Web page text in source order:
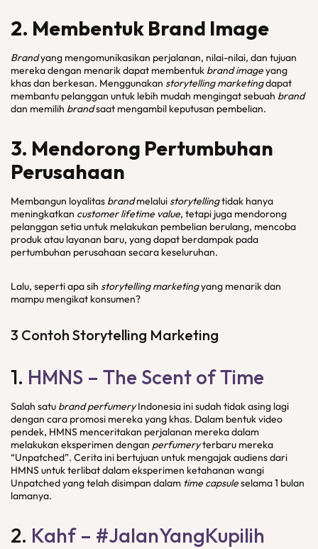
2. Membentuk Brand Image
Brandyang mengomunikasikan perjalanan, nilai-nilai, dan tujuan
mereka dengan menarik dapat membentuk brand imageyang
khas dan berkesan. Menggunakan storytelling marketingdapat
membantu pelanggan untuk lebih mudah mengingat sebuah brand
dan memilih brandsaat mengambil keputusan pembelian.
3. Mendorong Pertumbuhan
Perusahaan
Membangun loyalitas brandmelalui storytellingtidak hanya
meningkatkan customer lifetime value, tetapi juga mendorong
pelanggan setia untuk melakukan pembelian berulang, mencoba
produk atau layanan baru, yang dapat berdampak pada
pertumbuhan perusahaan secara keseluruhan.
Lalu, seperti apa sih storytelling marketingyang menarik dan
mampu mengikat konsumen?
3 Contoh Storytelling Marketing
1. HMNS – The Scent of Time
Salah satu brand perfumeryIndonesia ini sudah tidak asing lagi
dengan cara promosi mereka yang khas. Dalam bentuk video
pendek, HMNS menceritakan perjalanan mereka dalam
melakukan eksperimen dengan perfumeryterbaru mereka
“Unpatched”. Cerita ini bertujuan untuk mengajak audiens dari
HMNS untuk terlibat dalam eksperimen ketahanan wangi
Unpatched yang telah disimpan dalam time capsuleselama 1 bulan
lamanya.
2. Kahf – #JalanYangKupilih